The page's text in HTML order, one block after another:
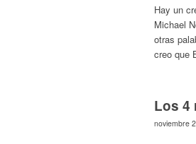
Hay un
Michael
otras
creo que
Los 4
noviembre